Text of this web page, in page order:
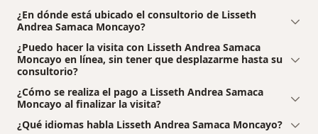
¿En dónde está ubicado el consultorio de Lisseth
Andrea Samaca Moncayo?
¿Puedo hacer la visita con Lisseth Andrea Samaca
Moncayo en línea, sin tener que desplazarme hasta su
consultorio?
¿Cómo se realiza el pago a Lisseth Andrea Samaca
Moncayo al finalizar la visita?
¿Qué idiomas habla Lisseth Andrea Samaca Moncayo?